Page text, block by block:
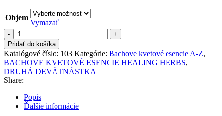
Objem
Vymazať
množstvo
Pine
Pridať do košíka
Katalógové číslo: 103 Kategórie: Bachove kvetové esencie A-Z,
BACHOVE KVETOVÉ ESENCIE HEALING HERBS,
DRUHÁ DEVÄTNÁSTKA
Share:
Popis
Ďalšie informácie